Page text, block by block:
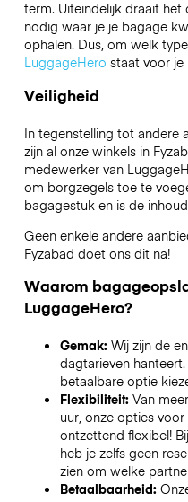
term. Uiteindelijk draait
nodig waar je je bagage
ophalen. Dus, om welk
LuggageHero staat voor je
Veiligheid
In tegenstelling tot andere
zijn al onze winkels in
medewerker van
om borgzegels toe te
bagagestuk en is de
Geen enkele andere
Fyzabad doet ons dit na!
Waarom
LuggageHero?
Gemak: Wij zijn de
dagtarieven
betaalbare optie
Flexibiliteit: Van
uur, onze opties
ontzettend flexibel!
heb je zelfs geen
zien om welke
Betaalbaarheid: